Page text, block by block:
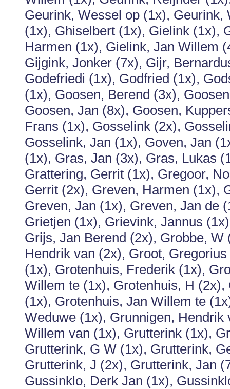
Geurink, Wessel op (1x),
(1x), Ghiselbert (1x), Gielink (1x),
Harmen (1x), Gielink, Jan Willem
Gijgink, Jonker (7x), Gijr,
Godefriedi (1x), Godfried (1x),
(1x), Goosen, Berend (3x),
Goosen, Jan (8x), Goosen,
Frans (1x), Gosselink (2x),
Gosselink, Jan (1x), Goven, Jan
(1x), Gras, Jan (3x), Gras, Lukas
Grattering, Gerrit (1x), Gregoor,
Gerrit (2x), Greven, Harmen (1x),
Greven, Jan (1x), Greven, Jan de
Grietjen (1x), Grievink, Jannus
Grijs, Jan Berend (2x), Grobbe,
Hendrik van (2x), Groot,
(1x), Grotenhuis, Frederik (1x),
Willem te (1x), Grotenhuis, H
(1x), Grotenhuis, Jan Willem te
Weduwe (1x), Grunnigen,
Willem van (1x), Grutterink (1x),
Grutterink, G W (1x), Grutterink,
Grutterink, J (2x), Grutterink, Jan
Gussinklo, Derk Jan (1x),